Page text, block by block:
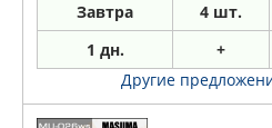
Завтра 4 шт.
1 дн. +
Другие